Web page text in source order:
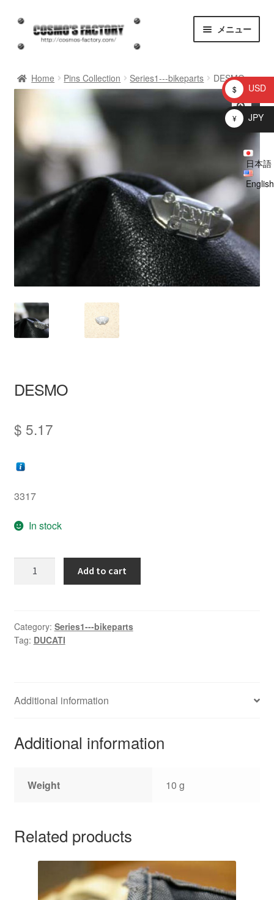
ナ
ゲ
シ
へ
ス
キ
コ
テ
ツ
キ
ッ
プ
メニュー
問い合わせ
プロトタイプ
ブログ
Shop
マイアカウント
お買い物カゴ
日本語
English
Home Pins Collection Series1---bikeparts DESMO
DESMO
$ 5.17
3317
In stock
DESMO
Add to cart
Category: Series1---bikeparts
Tag: DUCATI
Additional information
Additional information
Weight 10 g
Related products
$ USD
¥ JPY